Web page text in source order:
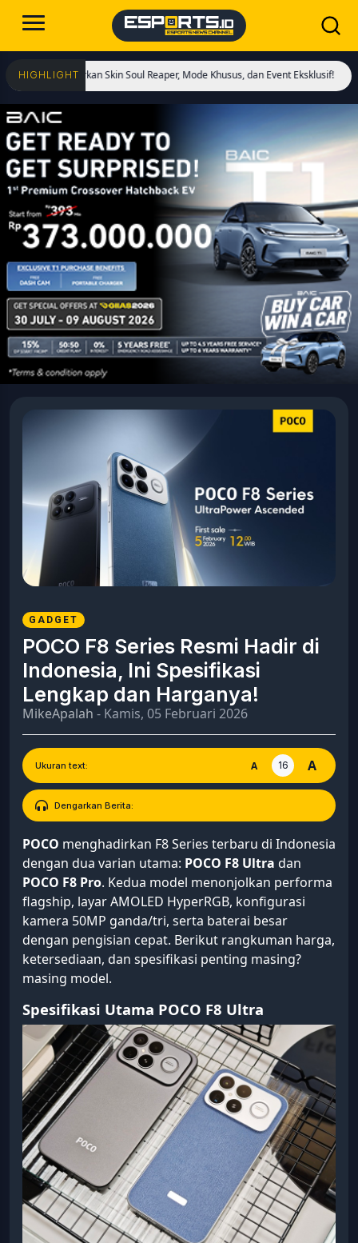
HIGHLIGHT
Skin Soul Reaper, Mode Khusus, dan Event Eksklusif! Cristiano
GADGET
POCO F8 Series Resmi Hadir di
Indonesia, Ini Spesifikasi
Lengkap dan Harganya!
MikeApalah - Kamis, 05 Februari 2026
Ukuran text: A 16 A
Dengarkan Berita:
POCO menghadirkan F8 Series terbaru di Indonesia
dengan dua varian utama: POCO F8 Ultra dan
POCO F8 Pro. Kedua model menonjolkan performa
flagship, layar AMOLED HyperRGB, konfigurasi
kamera 50MP ganda/tri, serta baterai besar
dengan pengisian cepat. Berikut rangkuman harga,
ketersediaan, dan spesifikasi penting masing?
masing model.
Spesifikasi Utama POCO F8 Ultra